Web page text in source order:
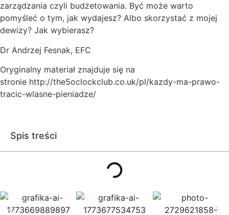
zarządzania czyli budżetowania. Być może warto
pomyśleć o tym, jak wydajesz? Albo skorzystać z mojej
dewizy? Jak wybierasz?
Dr Andrzej Fesnak, EFC
Oryginalny materiał znajduje się na
stronie http://the5oclockclub.co.uk/pl/kazdy-ma-prawo-
tracic-wlasne-pieniadze/
Spis treści